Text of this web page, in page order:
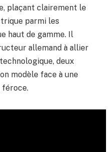
plaçant clairement le
parmi les
haut de gamme. Il
allemand à allier
deux
modèle face à une
féroce.